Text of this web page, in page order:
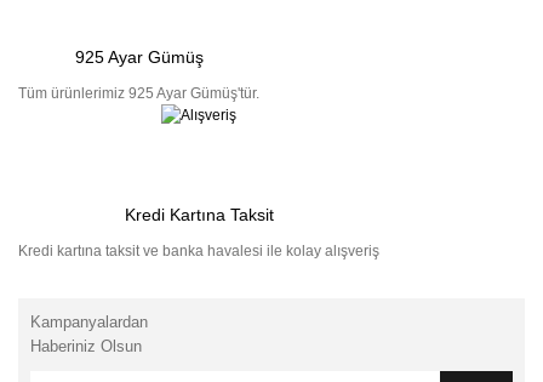
925 Ayar Gümüş
Tüm ürünlerimiz 925 Ayar Gümüş'tür.
Kredi Kartına Taksit
Kredi kartına taksit ve banka havalesi ile kolay alışveriş
Kampanyalardan
Haberiniz Olsun